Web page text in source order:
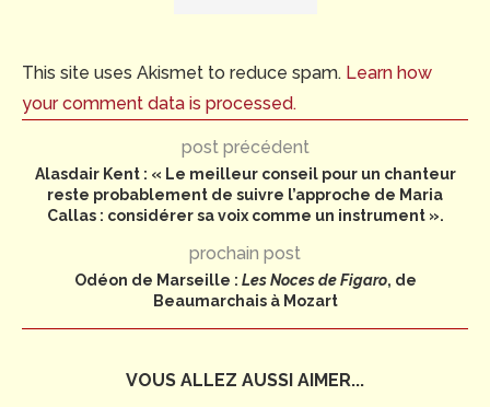
This site uses Akismet to reduce spam. Learn how
your comment data is processed.
post précédent
Alasdair Kent : « Le meilleur conseil pour un chanteur
reste probablement de suivre l’approche de Maria
Callas : considérer sa voix comme un instrument ».
prochain post
Odéon de Marseille : Les Noces de Figaro, de
Beaumarchais à Mozart
VOUS ALLEZ AUSSI AIMER...